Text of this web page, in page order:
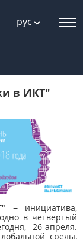
рус
в ИКТ"
− инициатива,
в четвертый
26 апреля.
среды,